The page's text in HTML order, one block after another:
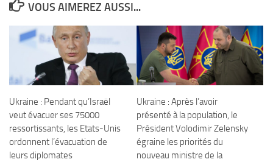
VOUS AIMEREZ AUSSI...
Ukraine : Pendant qu’Israël
veut évacuer ses 75000
ressortissants, les Etats-Unis
ordonnent l’évacuation de
leurs diplomates
Ukraine : Après l’avoir
présenté à la population, le
Président Volodimir Zelensky
égraine les priorités du
nouveau ministre de la